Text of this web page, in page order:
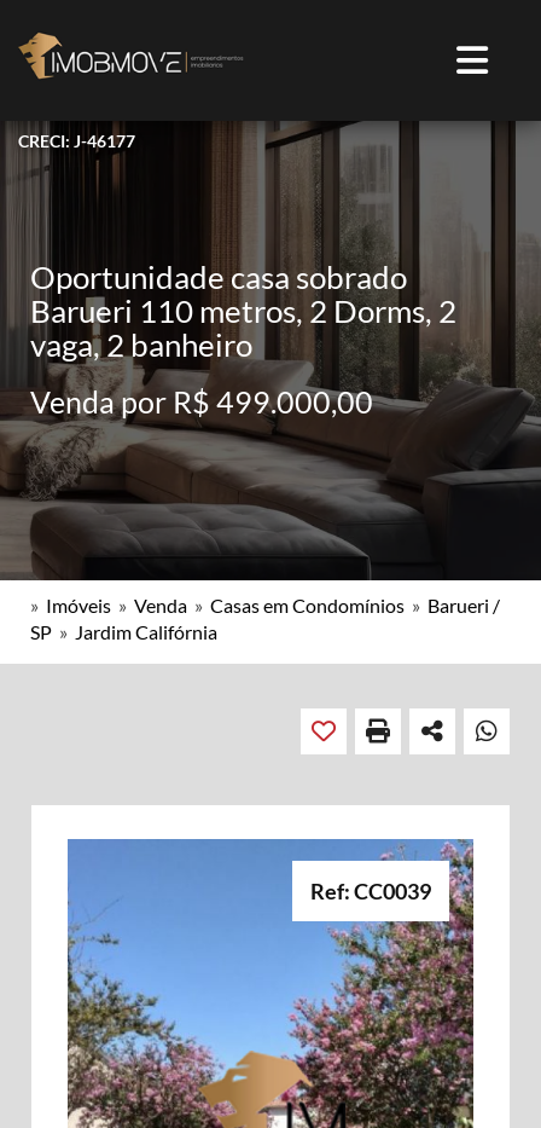
CRECI: J-46177
Oportunidade casa sobrado
Barueri 110 metros, 2 Dorms, 2
vaga, 2 banheiro
Venda por R$ 499.000,00
» Imóveis » Venda » Casas em Condomínios » Barueri /
SP » Jardim Califórnia
Ref: CC0039